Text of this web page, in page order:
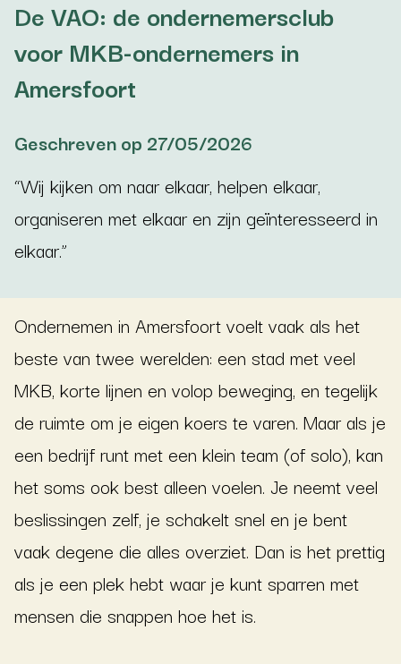
De VAO: de ondernemersclub
voor MKB-ondernemers in
Amersfoort
Geschreven op 27/05/2026
“Wij kijken om naar elkaar, helpen elkaar,
organiseren met elkaar en zijn geïnteresseerd in
elkaar.”
Ondernemen in Amersfoort voelt vaak als het
beste van twee werelden: een stad met veel
MKB, korte lijnen en volop beweging, en tegelijk
de ruimte om je eigen koers te varen. Maar als je
een bedrijf runt met een klein team (of solo), kan
het soms ook best alleen voelen. Je neemt veel
beslissingen zelf, je schakelt snel en je bent
vaak degene die alles overziet. Dan is het prettig
als je een plek hebt waar je kunt sparren met
mensen die snappen hoe het is.